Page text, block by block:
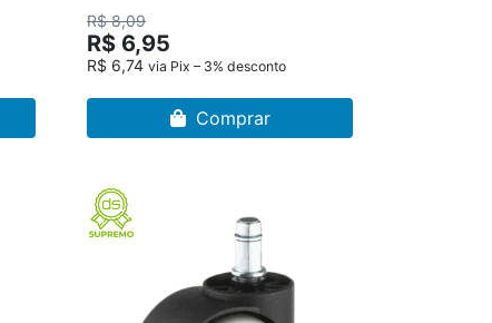
R$ 8,09
R$ 6,95
R$ 6,74 via Pix – 3% desconto
Comprar